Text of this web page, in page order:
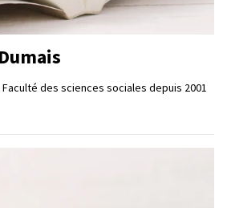
des sciences sociales depuis 2001